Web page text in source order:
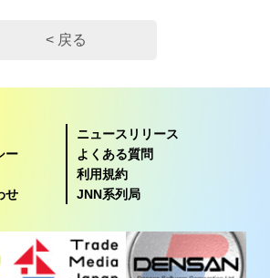
< 戻る
ニュースリリース
ー
よくある質問
利用規約
せ
JNN系列局